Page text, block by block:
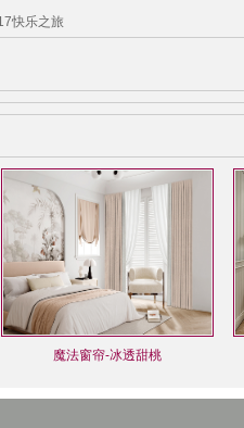
快乐之旅
魔法窗帘-冰透甜桃